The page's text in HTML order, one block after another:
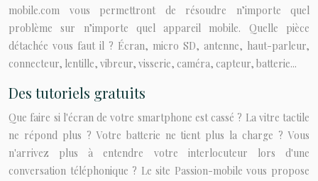
mobile.com vous permettront de résoudre n’importe quel
problème sur n’importe quel appareil mobile. Quelle pièce
détachée vous faut il ? Écran, micro SD, antenne, haut-parleur,
connecteur, lentille, vibreur, visserie, caméra, capteur, batterie...
Des tutoriels gratuits
Que faire si l'écran de votre smartphone est cassé ? La vitre tactile
ne répond plus ? Votre batterie ne tient plus la charge ? Vous
n'arrivez plus à entendre votre interlocuteur lors d'une
conversation téléphonique ? Le site Passion-mobile vous propose